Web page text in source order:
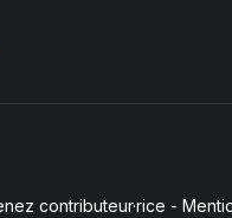
contributeur·rice -